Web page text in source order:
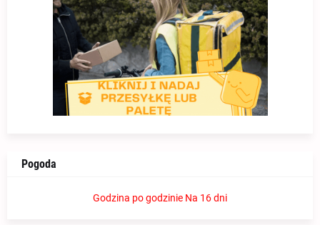
Pogoda
Godzina po godzinie Na 16 dni